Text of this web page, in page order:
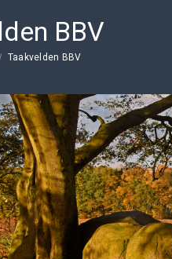
BBV
Taakvelden BBV